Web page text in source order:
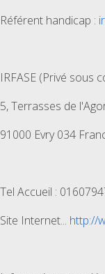
Référent handicap :
IRFASE (Privé sous
5, Terrasses de
91000 Evry 034
Tel Accueil :
Site Internet... http://